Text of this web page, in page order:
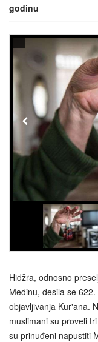
godinu
Hidžra, odnosno
Medinu, desila se
objavljivanja Kur'ana.
muslimani su proveli
su prinuđeni napustiti